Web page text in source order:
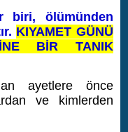
biri, ölümünden
KIYAMET GÜNÜ
BİR TANIK
ayetlere önce
ve kimlerden